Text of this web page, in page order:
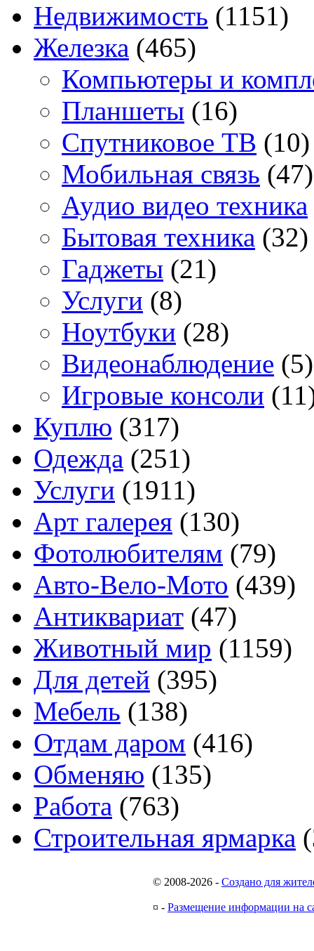
Недвижимость (1151)
Железка (465)
Компьютеры и
Планшеты (16)
Спутниковое ТВ (10)
Мобильная связь (47)
Аудио видео техника
Бытовая техника (32)
Гаджеты (21)
Услуги (8)
Ноутбуки (28)
Видеонаблюдение (5)
Игровые консоли
Куплю (317)
Одежда (251)
Услуги (1911)
Арт галерея (130)
Фотолюбителям (79)
Авто-Вело-Мото (439)
Антиквариат (47)
Животный мир (1159)
Для детей (395)
Мебель (138)
Отдам даром (416)
Обменяю (135)
Работа (763)
Строительная ярмарка
© 2008-2026 - Создано для
¤ - Размещение информации на